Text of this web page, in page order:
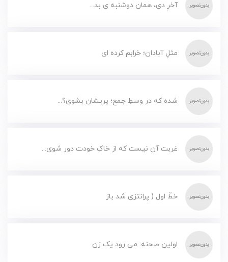
آخرِ دی، همان دوشنبه ی بد...
مثلِ آبادان؛ خرابم کرده ای
شده که در وسطِ جمع؛ پریشان بشوی؟...
غربت آن نیست که از خاکِ خودت دور شوی...
خطّ اول ( پرانتزی شد باز
اولین صحنه: می رود یک زن